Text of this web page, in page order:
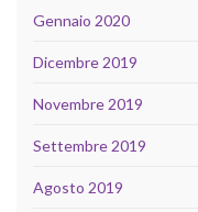
Gennaio 2020
Dicembre 2019
Novembre 2019
Settembre 2019
Agosto 2019